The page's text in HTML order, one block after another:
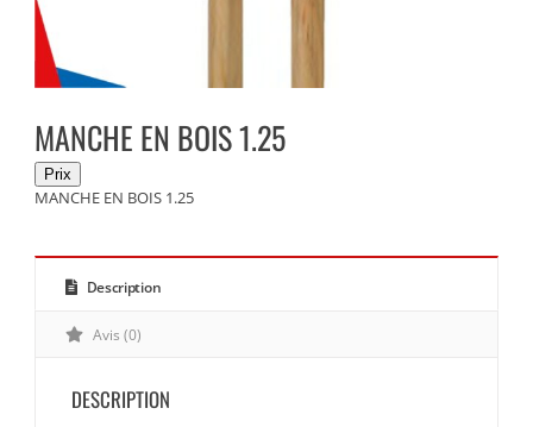
MANCHE EN BOIS 1.25
MANCHE EN BOIS 1.25
Description
Avis (0)
DESCRIPTION